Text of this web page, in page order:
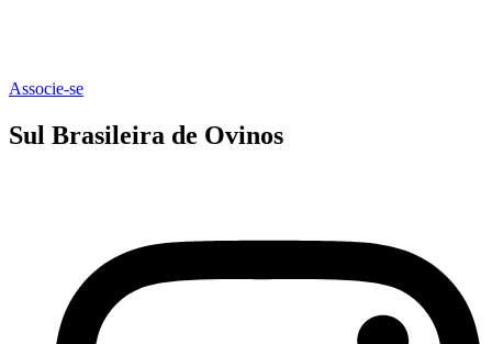
Associe-se
Sul Brasileira de Ovinos